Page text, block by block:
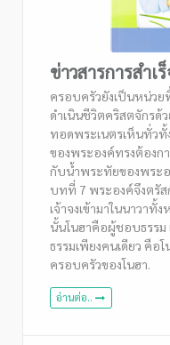
ข่าวสารการสำเ
ครอบครัวยังเป็นหน่วย
ดำเนินชีวิตคริสตจักรด้
ทอดพระเนตรเห็นทั่ว
ของพระองค์ทรงต้องก
กับน้ำพระทัยของพระ
บทที่ 7 พระองค์จึงตรัส
เจ้าจงเข้ามาในนาวาทั้
นั้นโนฮาคือผู้ชอบธรร
ธรรมเพียงคนเดียว คือ
ครอบครัวของโนฮา.
อ่านต่อ..